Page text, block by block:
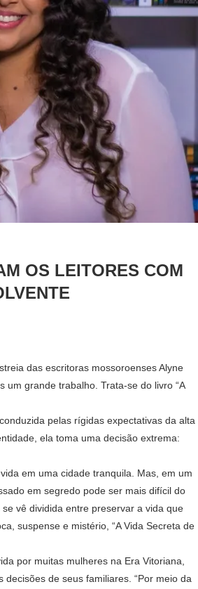
OS LEITORES COM
das escritoras mossoroenses Alyne
um grande trabalho. Trata-se do livro “A
pelas rígidas expectativas da alta
ela toma uma decisão extrema:
em uma cidade tranquila. Mas, em um
em segredo pode ser mais difícil do
vê dividida entre preservar a vida que
suspense e mistério, “A Vida Secreta de
por muitas mulheres na Era Vitoriana,
de seus familiares. “Por meio da